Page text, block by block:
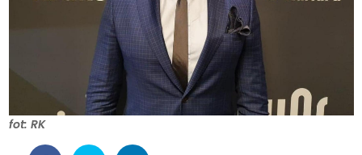
fot: RK